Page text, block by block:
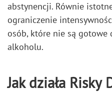
abstynencji. Równie
ograniczenie
osób, które nie są gotowe
alkoholu.
Jak działa